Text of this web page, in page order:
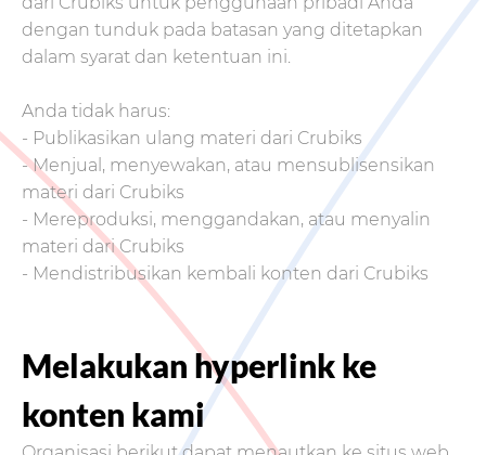
dengan tunduk pada batasan yang ditetapkan
dalam syarat dan ketentuan ini.
Anda tidak harus:
- Publikasikan ulang materi dari Crubiks
- Menjual, menyewakan, atau mensublisensikan
materi dari Crubiks
- Mereproduksi, menggandakan, atau menyalin
materi dari Crubiks
- Mendistribusikan kembali konten dari Crubiks
Melakukan hyperlink ke
konten kami